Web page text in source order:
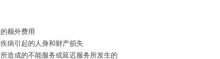
额外费用
病引起的人身和财产损失
造成的不能服务或延迟服务所发生的